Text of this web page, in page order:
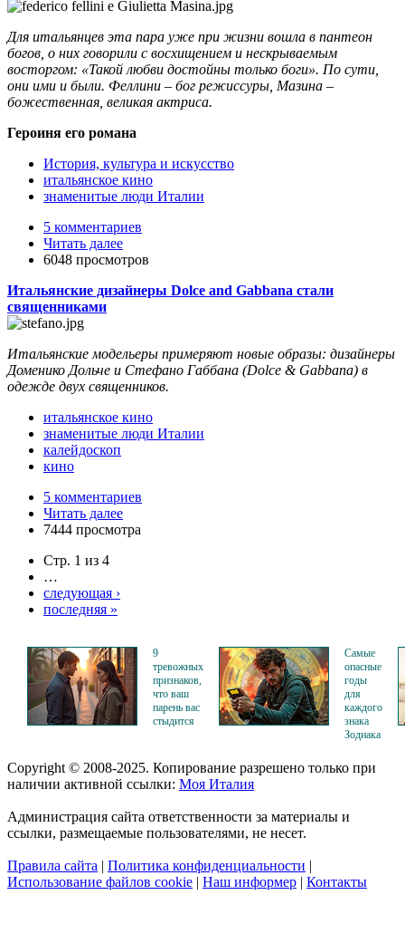
Для итальянцев эта пара уже при жизни вошла в пантеон
богов, о них говорили с восхищением и нескрываемым
восторгом: «Такой любви достойны только боги». По сути,
они ими и были. Феллини – бог режиссуры, Мазина –
божественная, великая актриса.
Героиня его романа
История, культура и искусство
итальянское кино
знаменитые люди Италии
5 комментариев
Читать далее
6048 просмотров
Итальянские дизайнеры Dolce and Gabbana стали
священниками
Итальянские модельеры примеряют новые образы: дизайнеры
Доменико Дольче и Стефано Габбана (Dolce & Gabbana) в
одежде двух священников.
итальянское кино
знаменитые люди Италии
калейдоскоп
кино
5 комментариев
Читать далее
7444 просмотра
Стр. 1 из 4
…
следующая ›
последняя »
9
тревожных
признаков,
что ваш
парень вас
стыдится
Самые
опасные
годы
для
каждого
знака
Зодиака
Copyright © 2008-2025. Копирование разрешено только при
наличии активной ссылки: Моя Италия
Администрация сайта ответственности за материалы и
ссылки, размещаемые пользователями, не несет.
Правила сайта | Политика конфиденциальности |
Использование файлов cookie | Наш информер | Контакты